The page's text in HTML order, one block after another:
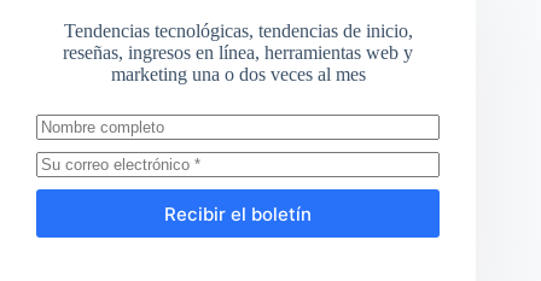
Tendencias tecnológicas, tendencias de inicio,
reseñas, ingresos en línea, herramientas web y
marketing una o dos veces al mes
Recibir el boletín